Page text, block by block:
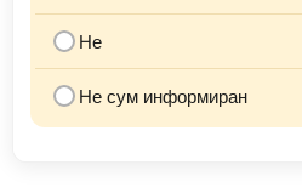
Не
Не сум информиран